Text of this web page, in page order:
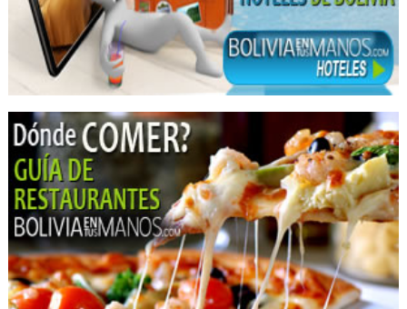
Cirujanos plásticos
Cirugía Plástica
Cirugía Estética
Cirugia Plástica / Estética
Lipoescultura laser
Lipoaspiración
Liposucción
Médicos Cirujanos Plásticos, Estéticos y Reparadores
Bioplastía de glúteos
Centro Médico de Estética
Cirugías de Nariz
Consultorios Médicos